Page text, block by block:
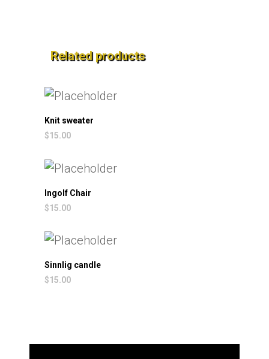
Related products
Knit sweater
$15.00
Ingolf Chair
$15.00
Sinnlig candle
$15.00